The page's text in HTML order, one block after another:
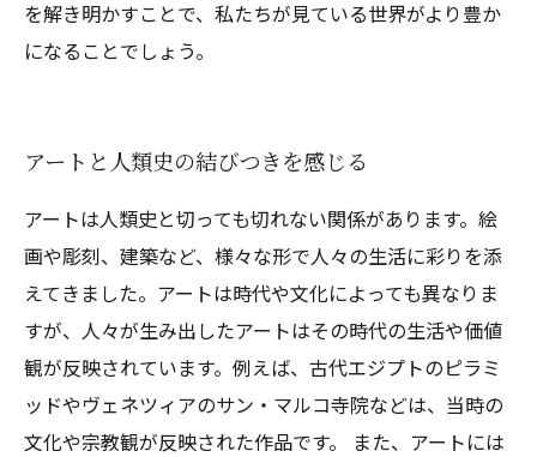
を解き明かすことで、私たちが見ている世界がより豊か
になることでしょう。
アートと人類史の結びつきを感じる
アートは人類史と切っても切れない関係があります。絵
画や彫刻、建築など、様々な形で人々の生活に彩りを添
えてきました。アートは時代や文化によっても異なりま
すが、人々が生み出したアートはその時代の生活や価値
観が反映されています。例えば、古代エジプトのピラミ
ッドやヴェネツィアのサン・マルコ寺院などは、当時の
文化や宗教観が反映された作品です。 また、アートには